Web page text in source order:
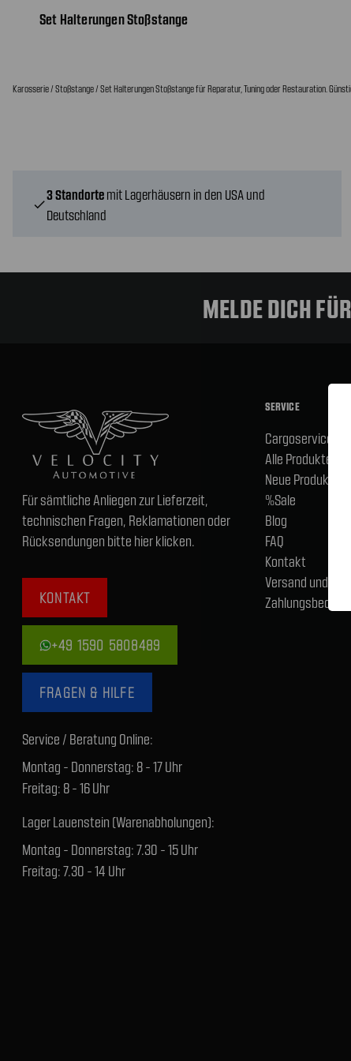
Set Halterungen Stoßstange
Karosserie / Stoßstange / Set Halterungen Stoßstange für Reparatur, Tuning oder Restauration.
check
3 Standorte mit Lagerhäusern in den USA und
Deutschland
MELDE DICH
Für sämtliche Anliegen zur Lieferzeit,
technischen Fragen, Reklamationen oder
Rücksendungen bitte hier klicken.
KONTAKT
+49 1590 5808489
FRAGEN & HILFE
Service / Beratung Online:
Montag - Donnerstag: 8 - 17 Uhr
Freitag: 8 - 16 Uhr
Lager Lauenstein (Warenabholungen):
Montag - Donnerstag: 7.30 - 15 Uhr
Freitag: 7.30 - 14 Uhr
SERVICE
Cargoservice
Alle Produkte
Neue Produkte
%Sale
Blog
FAQ
Kontakt
Versand und